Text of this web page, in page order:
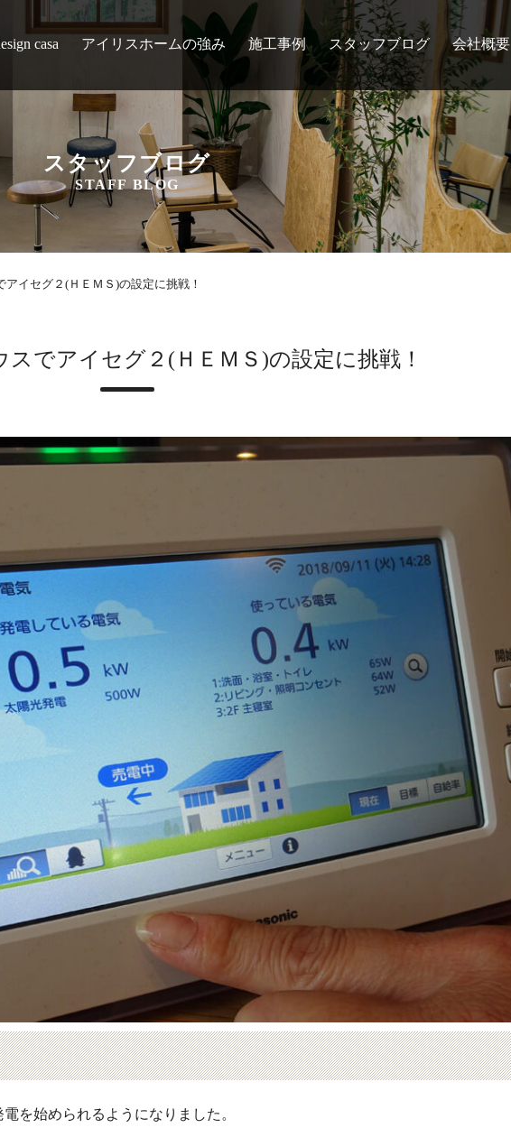
casa アイリスホームの強み 施工事例 スタッフブログ 会社概要
スタッフブログ
STAFF BLOG
アイセグ２(ＨＥＭＳ)の設定に挑戦！
でアイセグ２(ＨＥＭＳ)の設定に挑戦！
を始められるようになりました。